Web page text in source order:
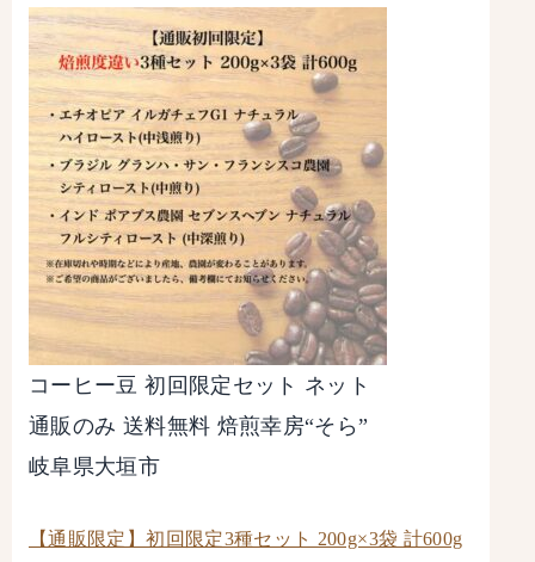
コーヒー豆 初回限定セット ネット
通販のみ 送料無料 焙煎幸房“そら”
岐阜県大垣市
【通販限定】初回限定3種セット 200g×3袋 計600g